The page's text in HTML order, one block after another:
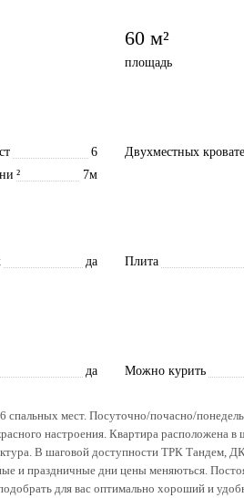
60 м²
площадь
6 Двухместных
7м
²
да Плита
да Можно курить
спальных мест. Посуточно/почасно/
настроения. Квартира расположена в
В шаговой доступности ТРК Тандем,
и праздничные дни цены меняються.
для вас оптимально хороший и